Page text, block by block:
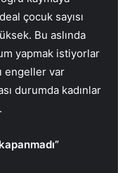
çocuk sayısı
Bu aslında
yapmak istiyorlar
engeller var
durumda kadınlar